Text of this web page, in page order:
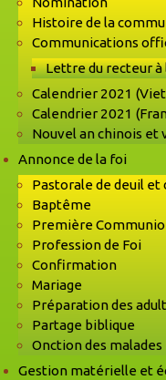
Histoire de la
Communications
Lettre du recteur
Calendrier 2021
Calendrier 2021
Nouvel an chinois et
Annonce de la foi
Pastorale de deuil et
Baptême
Première
Profession de Foi
Confirmation
Mariage
Préparation des
Partage biblique
Onction des malades
Gestion matérielle et